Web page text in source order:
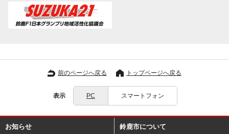
前のページへ戻る トップページへ戻る
表示 PC スマートフォン
お知らせ 鈴鹿市について